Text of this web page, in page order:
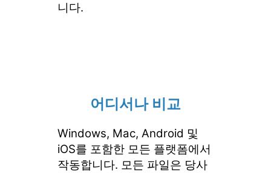
니다.
어디서나 비교
Windows, Mac, Android 및
iOS를 포함한 모든 플랫폼에서
작동합니다. 모든 파일은 당사